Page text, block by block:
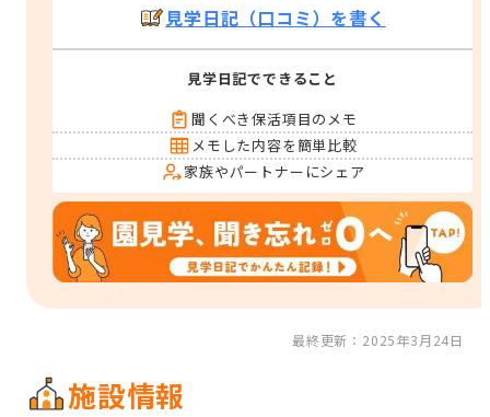
見学日記（口コミ）を書く
見学日記でできること
聞くべき保活項目のメモ
メモした内容を簡単比較
家族やパートナーにシェア
最終更新：2025年3月24日
施設情報